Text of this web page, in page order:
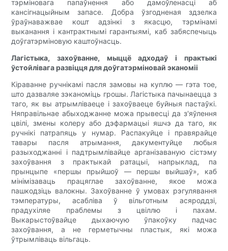
тэрміновага папаўнення або дамоўленасці аб
кансігнацыйным запасе. Добра ўзгодненая здзелка
ўраўнаважвае кошт адзінкі з якасцю, тэрмінамі
выканання і кантрактнымі гарантыямі, каб забяспечыць
доўгатэрміновую каштоўнасць.
Лагістыка, захоўванне, мыццё адходаў і практыкі
ўстойлівага развіцця для доўгатэрміновай эканоміі
Кіраванне ручнікамі пасля замовы на куплю — гэта тое,
што дазваляе зэканоміць грошы. Лагістыка пачынаецца з
таго, як вы атрымліваеце і захоўваеце буйныя пастаўкі.
Няправільнае абыходжанне можа прывесці да з'яўлення
цвілі, змены колеру або дэфармацыі яшчэ да таго, як
ручнікі патрапяць у нумар. Распакуйце і правярайце
тавары пасля атрымання, дакументуйце любыя
разыходжанні і падтрымлівайце арганізаваную сістэму
захоўвання з практыкай ратацыі, напрыклад, па
прынцыпе «першы прыйшоў — першы выйшаў», каб
мінімізаваць працяглае захоўванне, якое можа
пашкодзіць валокны. Захоўванне ў умовах рэгулявання
тэмпературы, асабліва ў вільготным асяроддзі,
прадухіляе праблемы з цвіллю і пахам.
Выкарыстоўвайце дыхаючую ўпакоўку падчас
захоўвання, а не герметычны пластык, які можа
ўтрымліваць вільгаць.